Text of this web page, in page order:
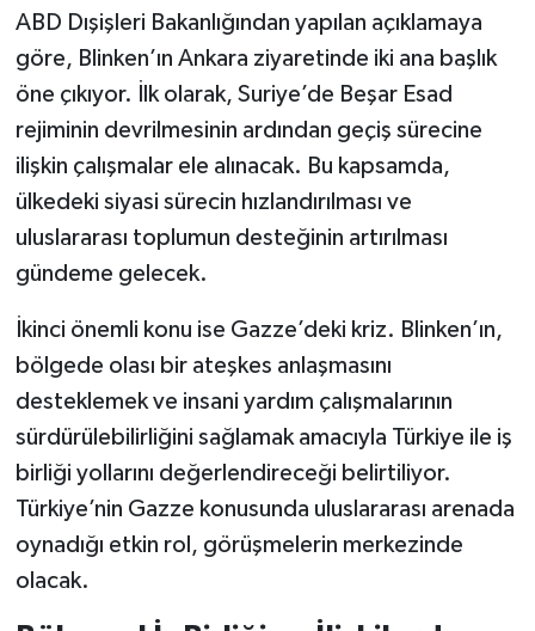
ABD Dışişleri Bakanlığından yapılan açıklamaya
göre, Blinken’ın Ankara ziyaretinde iki ana başlık
öne çıkıyor. İlk olarak, Suriye’de Beşar Esad
rejiminin devrilmesinin ardından geçiş sürecine
ilişkin çalışmalar ele alınacak. Bu kapsamda,
ülkedeki siyasi sürecin hızlandırılması ve
uluslararası toplumun desteğinin artırılması
gündeme gelecek.
İkinci önemli konu ise Gazze’deki kriz. Blinken’ın,
bölgede olası bir ateşkes anlaşmasını
desteklemek ve insani yardım çalışmalarının
sürdürülebilirliğini sağlamak amacıyla Türkiye ile iş
birliği yollarını değerlendireceği belirtiliyor.
Türkiye’nin Gazze konusunda uluslararası arenada
oynadığı etkin rol, görüşmelerin merkezinde
olacak.